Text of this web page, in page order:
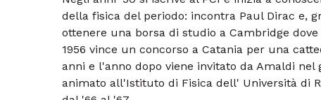
della fisica del periodo: incontra Paul Dirac e,
ottenere una borsa di studio a Cambridge
1956 vince un concorso a Catania per una
anni e l'anno dopo viene invitato da Amaldi
animato all'Istituto di Fisica dell' Università di